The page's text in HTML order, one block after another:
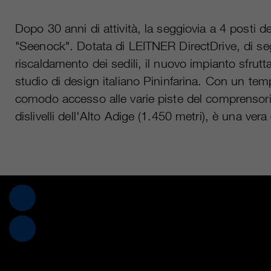
Dopo 30 anni di attività, la seggiovia a 4 posti
"Seenock". Dotata di LEITNER DirectDrive, di
riscaldamento dei sedili, il nuovo impianto
studio di design italiano Pininfarina. Con un
comodo accesso alle varie piste del
dislivelli dell'Alto Adige (1.450 metri), è una vera